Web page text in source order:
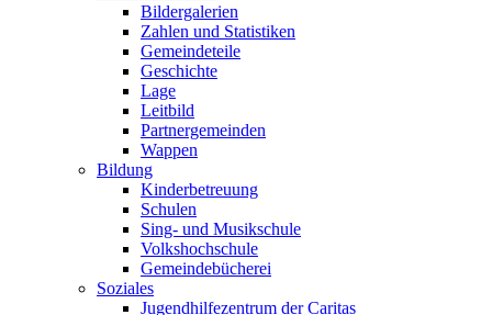
Bildergalerien
Zahlen und Statistiken
Gemeindeteile
Geschichte
Lage
Leitbild
Partnergemeinden
Wappen
Bildung
Kinderbetreuung
Schulen
Sing- und Musikschule
Volkshochschule
Gemeindebücherei
Soziales
Jugendhilfezentrum der Caritas